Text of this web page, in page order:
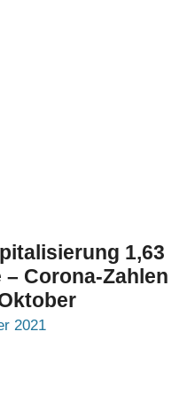
1,63
Corona-Zahlen
2021